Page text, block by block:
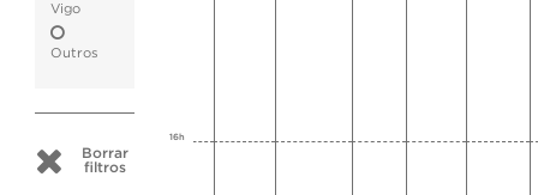
Vigo
Outros
Borrar
filtros
16h